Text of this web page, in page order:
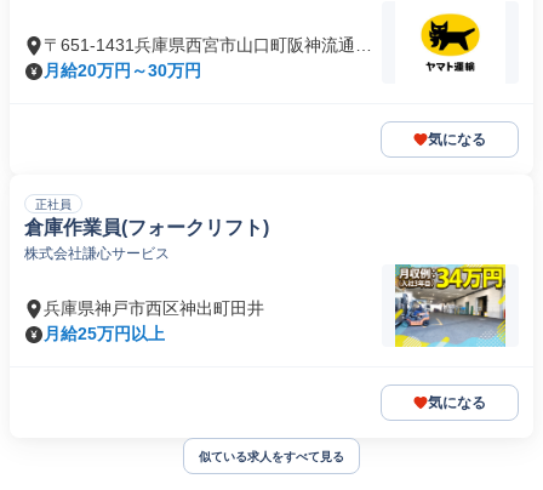
〒651-1431兵庫県西宮市山口町阪神流通セ
ンター
月給20万円～30万円
気になる
正社員
倉庫作業員(フォークリフト)
株式会社謙心サービス
兵庫県神戸市西区神出町田井
月給25万円以上
気になる
似ている求人をすべて見る